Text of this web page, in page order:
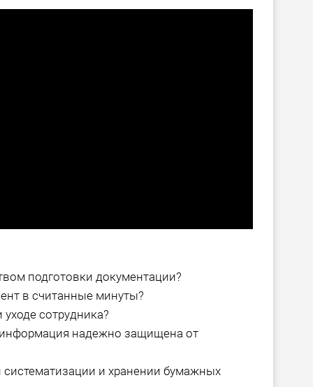
подготовки документации?
в считанные минуты?
сотрудника?
надежно защищена от
и хранении бумажных